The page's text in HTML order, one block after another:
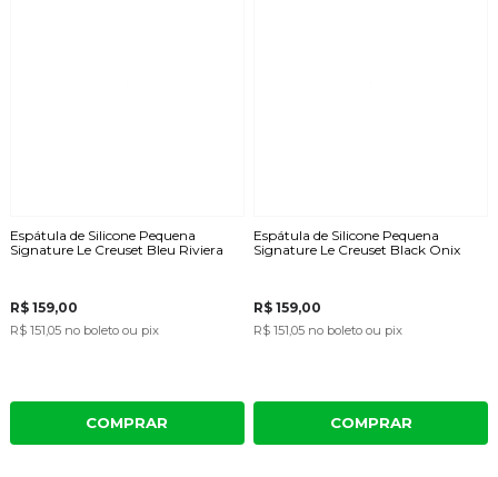
Espátula de Silicone Pequena
Signature Le Creuset Bleu Riviera
R$ 159,00
R$ 151,05 no boleto ou pix
COMPRAR
Espátula de Silicone Pequena
Signature Le Creuset Black Onix
R$ 159,00
R$ 151,05 no boleto ou pix
COMPRAR